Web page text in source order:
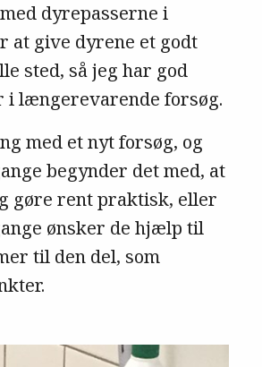
dyrepasserne i
at give dyrene et godt
sted, så jeg har god
i længerevarende forsøg.
med et nyt forsøg, og
begynder det med, at
gøre rent praktisk, eller
ønsker de hjælp til
til den del, som